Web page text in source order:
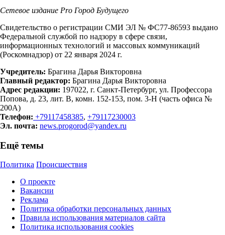
Сетевое издание Рrо Город Будущего
Свидетельство о регистрации СМИ ЭЛ № ФС77-86593 выдано
Федеральной службой по надзору в сфере связи,
информационных технологий и массовых коммуникаций
(Роскомнадзор) от 22 января 2024 г.
Учредитель: Брагина Дарья Викторовна
Главный редактор: Брагина Дарья Викторовна
Адрес редакции: 197022, г. Санкт-Петербург, ул. Профессора
Попова, д. 23, лит. В, комн. 152-153, пом. 3-Н (часть офиса №
200А)
Телефон: +79117458385, +79117230003
Эл. почта: news.progorod@yandex.ru
Ещё темы
Политика Происшествия
О проекте
Вакансии
Реклама
Политика обработки персональных данных
Правила использования материалов сайта
Политика использования cookies